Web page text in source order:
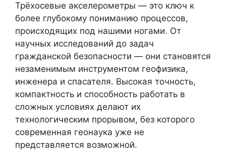
Трёхосевые акселерометры — это ключ к
более глубокому пониманию процессов,
происходящих под нашими ногами. От
научных исследований до задач
гражданской безопасности — они становятся
незаменимым инструментом геофизика,
инженера и спасателя. Высокая точность,
компактность и способность работать в
сложных условиях делают их
технологическим прорывом, без которого
современная геонаука уже не
представляется возможной.